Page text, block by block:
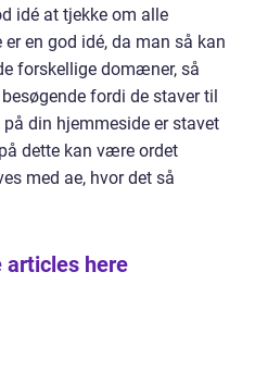
idé at tjekke om alle
en god idé, da man så kan
forskellige domæner, så
fordi de staver til
din hjemmeside er stavet
dette kan være ordet
med ae, hvor det så
articles here